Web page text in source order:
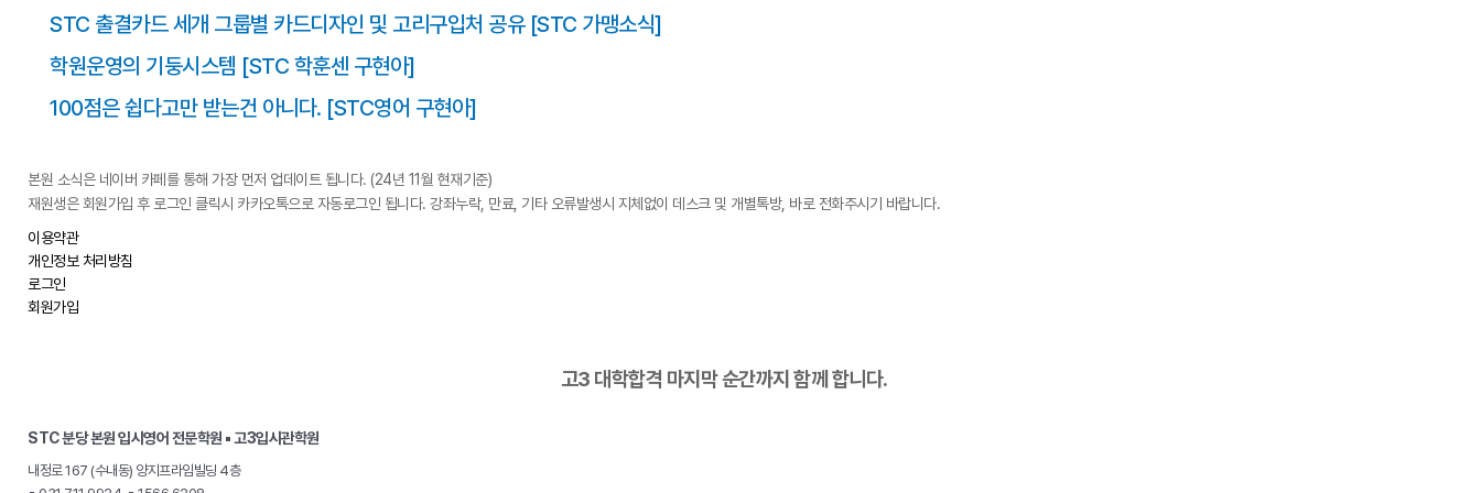
STC 출결카드 세개 그룹별 카드디자인 및 고리구입처 공유 [STC 가맹소식]
학원운영의 기둥시스템 [STC 학훈센 구현아]
100점은 쉽다고만 받는건 아니다. [STC영어 구현아]
본원 소식은 네이버 카페를 통해 가장 먼저 업데이트 됩니다. (24년 11월 현재기준)
재원생은 회원가입 후 로그인 클릭시 카카오톡으로 자동로그인 됩니다. 강좌누락, 만료, 기타 오류발생시 지체없이 데스크 및 개별톡방, 바로 전화주시기 바랍니다.
이용약관
개인정보 처리방침
로그인
회원가입
고3 대학합격 마지막 순간까지 함께 합니다.
STC 분당 본원 입시영어 전문학원 ▪ 고3입시관학원
내정로 167 (수내동) 양지프라임빌딩 4층